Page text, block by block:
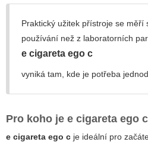
Praktický užitek přístroje se
používání než z laboratorních
e cigareta ego c
vyniká tam, kde je potřeba
Pro koho je e cigareta ego c
e cigareta ego c je ideální pro